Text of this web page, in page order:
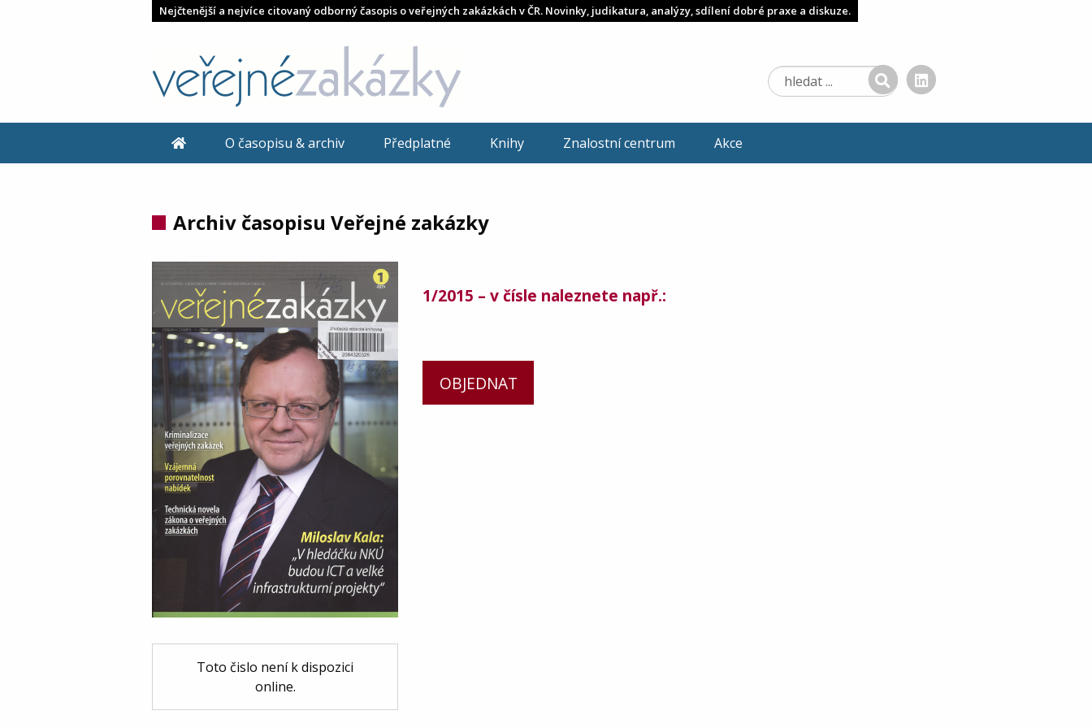
Nejčtenější a nejvíce citovaný odborný časopis o veřejných zakázkách v ČR. Novinky, judikatura, analýzy, sdílení dobré praxe a diskuze.
O časopisu & archiv Předplatné Knihy Znalostní centrum Akce
Archiv časopisu Veřejné zakázky
Toto čislo není k dispozici
online.
1/2015 – v čísle naleznete např.:
OBJEDNAT